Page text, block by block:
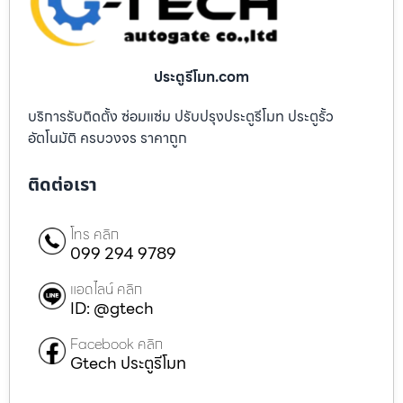
ประตูรีโมท.com
บริการรับติดตั้ง ซ่อมแซ่ม ปรับปรุงประตูรีโมท ประตูรั้ว
อัตโนมัติ ครบวงจร ราคาถูก
ติดต่อเรา
โทร คลิก
099 294 9789
แอดไลน์ คลิก
ID: @gtech
Facebook คลิก
Gtech ประตูรีโมท